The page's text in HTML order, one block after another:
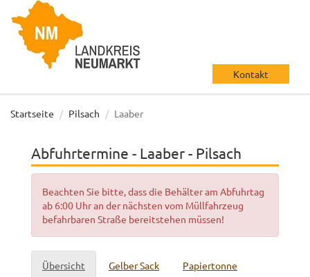
Kontakt
Startseite Pilsach Laaber
Abfuhrtermine - Laaber - Pilsach
Beachten Sie bitte, dass die Behälter am Abfuhrtag
ab 6:00 Uhr an der nächsten vom Müllfahrzeug
befahrbaren Straße bereitstehen müssen!
Übersicht Gelber Sack Papiertonne